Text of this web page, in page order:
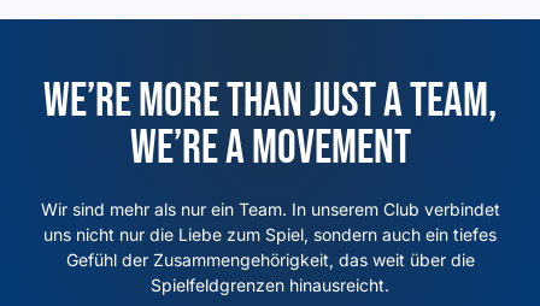
We’re more than just a team,
we’re a movement
Wir sind mehr als nur ein Team. In unserem Club verbindet
uns nicht nur die Liebe zum Spiel, sondern auch ein tiefes
Gefühl der Zusammengehörigkeit, das weit über die
Spielfeldgrenzen hinausreicht.